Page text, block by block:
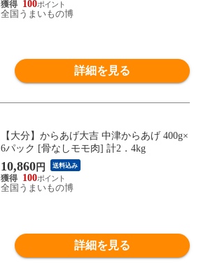
100
全国うまいもの博
詳細を見る
【大分】からあげ大吉 中津からあげ 400g×
6パック [骨なしモモ肉] 計2．4kg
10,860円 送料込み
100
全国うまいもの博
詳細を見る